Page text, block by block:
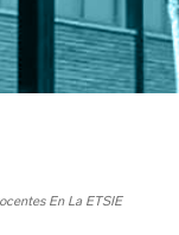
En La ETSIE